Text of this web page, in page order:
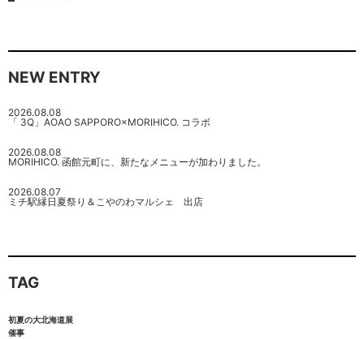
NEW ENTRY
2026.08.08
「 3Q」AOAO SAPPORO×MORIHICO. コラボ
2026.08.08
MORIHICO. 函館元町に、新たなメニューが加わりました。
2026.08.07
ミチ駅縁日夏祭り＆こやのわマルシェ 出店
TAG
初夏の大北海道展
催事